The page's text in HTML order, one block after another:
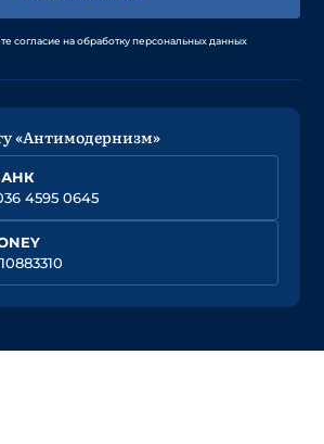
согласие на обработку персональных данных
«Антимодернизм»
4595 0645